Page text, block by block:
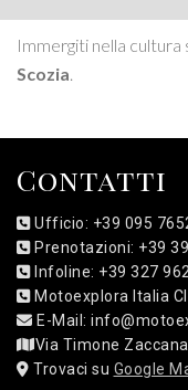
Immergiti nella cultura
Scozia.
Contatti
Ufficio: +39 095
Prenotazioni: +39
Infoline: +39 327
Motoexplora Italia
E-Mail:
Via Timone
Trovaci su Google